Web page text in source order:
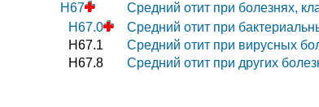
H67
Средний отит при болезнях,
H67.0
Средний отит при
H67.1
Средний отит при вирусных
H67.8
Средний отит при других